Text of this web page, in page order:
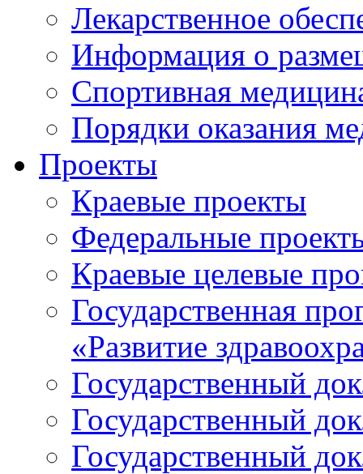
Лекарственное
Информация о
Спортивная
Порядки оказания
Проекты
Краевые проекты
Федеральные
Краевые целевые
Государственная
«Развитие
Государственный
Государственный
Государственный